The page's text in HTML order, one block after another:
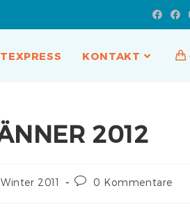
KONTAKT
2012
2011 0 Kommentare